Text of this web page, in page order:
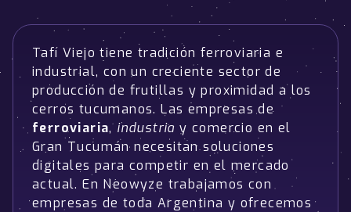
Tafí Viejo tiene tradición ferroviaria e
industrial, con un creciente sector de
producción de frutillas y proximidad a los
cerros tucumanos. Las empresas de
ferroviaria, industria y comercio en el
Gran Tucumán necesitan soluciones
digitales para competir en el mercado
actual. En Neowyze trabajamos con
empresas de toda Argentina y ofrecemos